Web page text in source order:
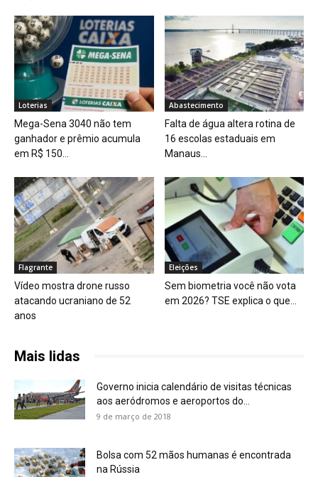
Loterias
Mega-Sena 3040 não tem
ganhador e prêmio acumula
em R$ 150...
Abastecimento
Falta de água altera rotina de
16 escolas estaduais em
Manaus...
Flagrante
Vídeo mostra drone russo
atacando ucraniano de 52
anos
Eleições
Sem biometria você não vota
em 2026? TSE explica o que...
Mais lidas
Governo inicia calendário de visitas técnicas
aos aeródromos e aeroportos do...
9 de março de 2018
Bolsa com 52 mãos humanas é encontrada
na Rússia